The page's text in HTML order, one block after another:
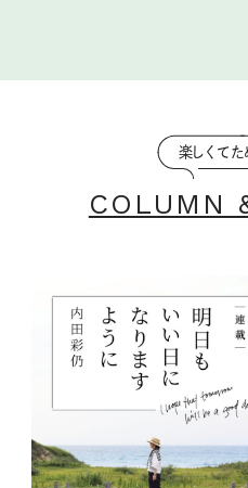
楽しくてた
COLUMN